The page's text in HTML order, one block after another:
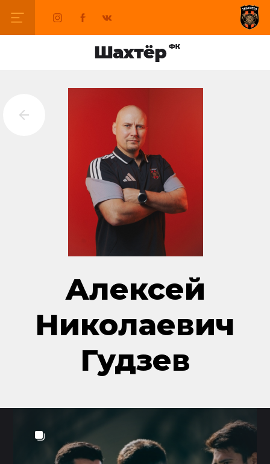
Алексей
Николаевич
Гудзев